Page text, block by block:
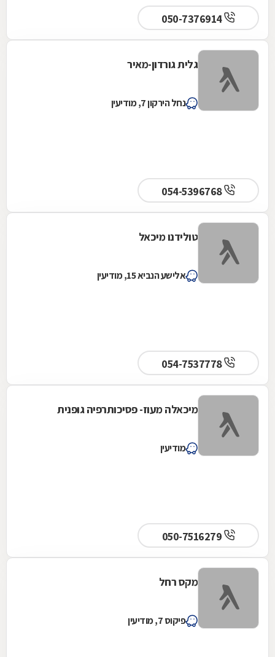
050-7376914
גלית גורדון-מאיר
נחל הירקון 7, מודיעין
054-5396768
טולידנו מיכאל
אלישע הנביא 15, מודיעין
054-7537778
מיכאלה מעוז- פסיכותרפיה גופנית
מודיעין
מקס רחל
פיקוס 7, מודיעין